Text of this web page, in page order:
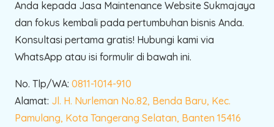
Anda kepada Jasa Maintenance Website Sukmajaya
dan fokus kembali pada pertumbuhan bisnis Anda.
Konsultasi pertama gratis! Hubungi kami via
WhatsApp atau isi formulir di bawah ini.
No. Tlp/WA: 0811-1014-910
Alamat: Jl. H. Nurleman No.82, Benda Baru, Kec.
Pamulang, Kota Tangerang Selatan, Banten 15416